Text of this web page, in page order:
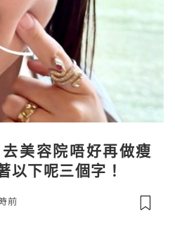
美容院唔好再做瘦
以下呢三個字！
前